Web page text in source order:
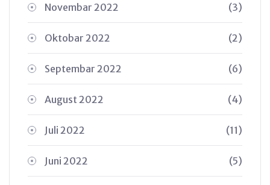
Novembar 2022 (3)
Oktobar 2022 (2)
Septembar 2022 (6)
August 2022 (4)
Juli 2022 (11)
Juni 2022 (5)